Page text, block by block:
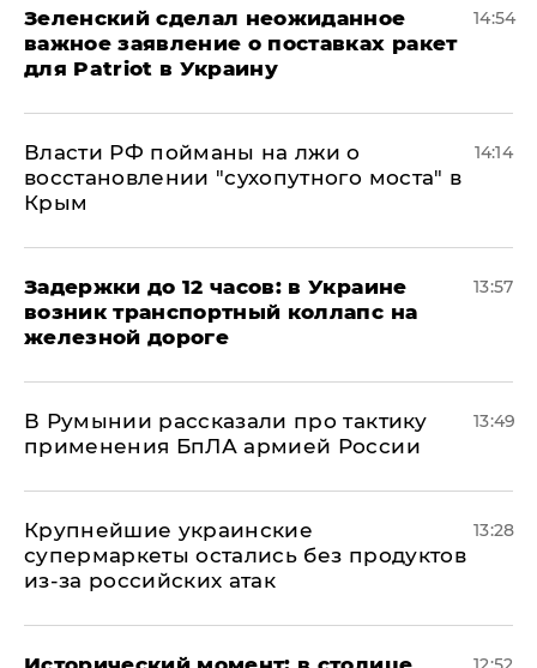
Зеленский сделал неожиданное
важное заявление о поставках ракет
для Patriot в Украину
14:54
Власти РФ пойманы на лжи о
восстановлении "сухопутного моста" в
Крым
14:14
Задержки до 12 часов: в Украине
возник транспортный коллапс на
железной дороге
13:57
В Румынии рассказали про тактику
применения БпЛА армией России
13:49
Крупнейшие украинские
супермаркеты остались без продуктов
из-за российских атак
13:28